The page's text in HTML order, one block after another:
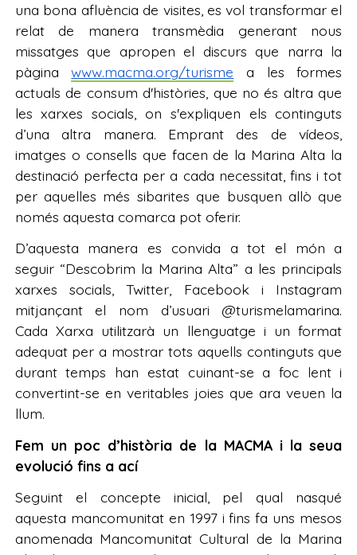
una bona afluència de visites, es vol transformar el
relat de manera transmèdia generant nous
missatges que apropen el discurs que narra la
pàginawww.macma.org/turisme a les formes
actuals de consum d'històries, que no és altra que
les xarxes socials, on s'expliquen els continguts
d’una altra manera. Emprant des de vídeos,
imatges o consells que facen de la Marina Alta la
destinació perfecta per a cada necessitat, fins i tot
per aquelles més sibarites que busquen allò que
només aquesta comarca pot oferir.
D’aquesta manera es convida a tot el món a
seguir “Descobrim la Marina Alta” a les principals
xarxes socials, Twitter, Facebook i Instagram
mitjançant el nom d’usuari @turismelamarina.
Cada Xarxa utilitzarà un llenguatge i un format
adequat per a mostrar tots aquells continguts que
durant temps han estat cuinant-se a foc lent i
convertint-se en veritables joies que ara veuen la
llum.
Fem un poc d’història de la MACMA i la seua
evolució fins a ací
Seguint el concepte inicial, pel qual nasqué
aquesta mancomunitat en 1997 i fins fa uns mesos
anomenada Mancomunitat Cultural de la Marina